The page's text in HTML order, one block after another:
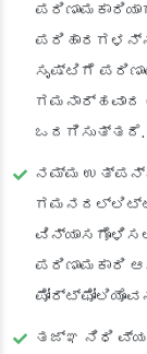
ಸೃಷ್ಟಿಗೆ
ಒದಗಿಸುತ್ತದೆ.
ನಮ್ಮ
ಪರಿಣಾಮಕಾರಿ
ತಜ್ಞ ನಿಧಿ